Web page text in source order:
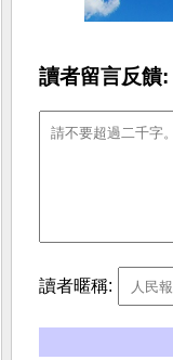
讀者留言反饋:
讀者暱稱: